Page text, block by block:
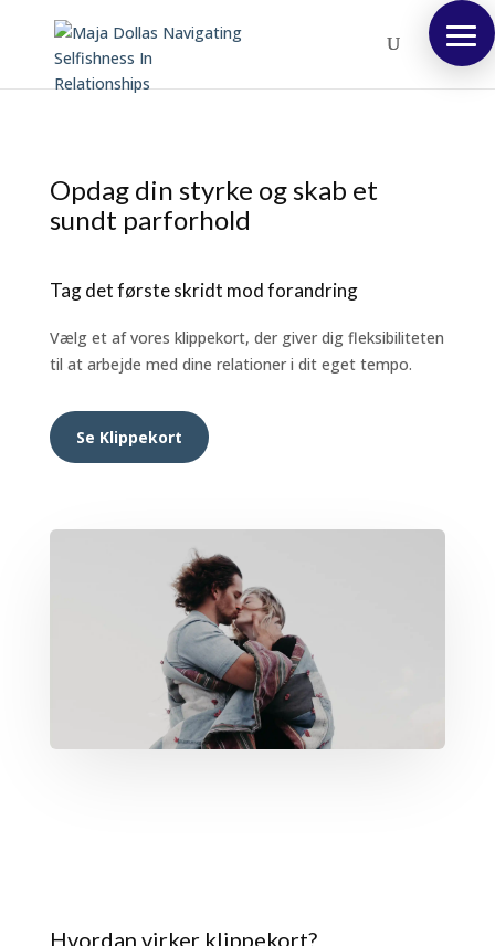
Opdag din styrke og skab et
sundt parforhold
Tag det første skridt mod forandring
Vælg et af vores klippekort, der giver dig fleksibiliteten
til at arbejde med dine relationer i dit eget tempo.
Se Klippekort
Hvordan virker klippekort?